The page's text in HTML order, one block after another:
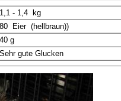
1,1 - 1,4 kg
80 Eier (hellbraun))
40 g
Sehr gute Glucken